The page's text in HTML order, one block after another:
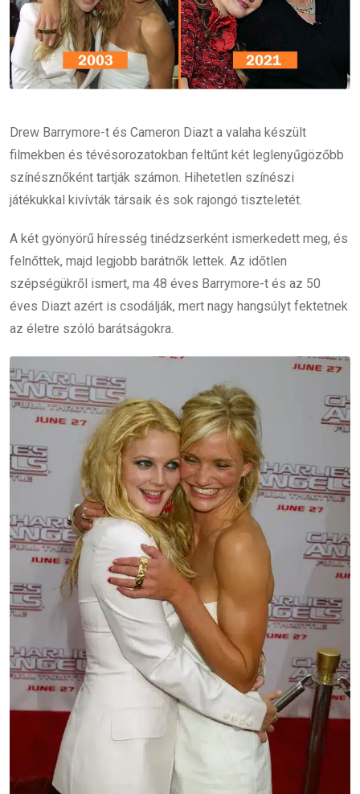
Drew Barrymore-t és Cameron Diazt a valaha készült
filmekben és tévésorozatokban feltűnt két leglenyűgözőbb
színésznőként tartják számon. Hihetetlen színészi
játékukkal kivívták társaik és sok rajongó tiszteletét.
A két gyönyörű híresség tinédzserként ismerkedett meg, és
felnőttek, majd legjobb barátnők lettek. Az időtlen
szépségükről ismert, ma 48 éves Barrymore-t és az 50
éves Diazt azért is csodálják, mert nagy hangsúlyt fektetnek
az életre szóló barátságokra.